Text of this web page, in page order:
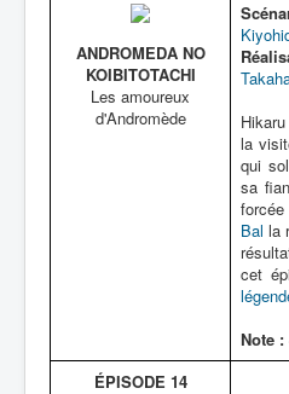
ANDROMEDA NO
KOIBITOTACHI
Les amoureux
d'Andromède
la
qui
sa
Bal la
cet
Note :
ÉPISODE 14